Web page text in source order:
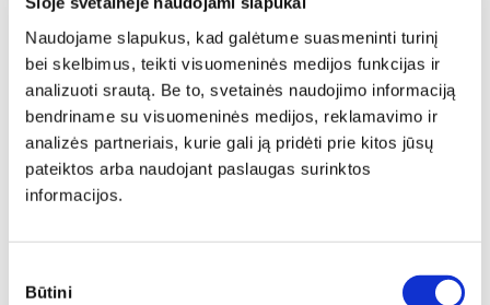
Naudojame slapukus, kad galėtume suasmeninti turinį
bei skelbimus, teikti visuomeninės medijos funkcijas ir
analizuoti srautą. Be to, svetainės naudojimo informaciją
bendriname su visuomeninės medijos, reklamavimo ir
analizės partneriais, kurie gali ją pridėti prie kitos jūsų
pateiktos arba naudojant paslaugas surinktos
informacijos.
pasirinkimas
Būtini
Rašyti užklausą
Reikia daugiau informacijos?
Rodyti artimiausią parduotuvę
Skambinti: